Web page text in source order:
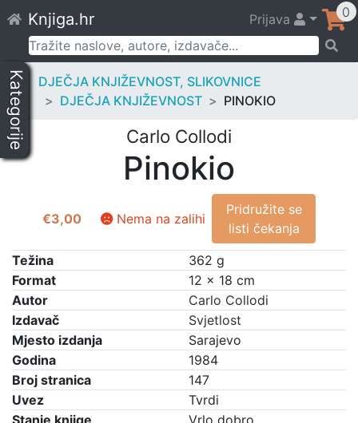
to
content
Knjiga.hr Prijava 0
Pretraži:
Kategorije
DJEČJA KNJIŽEVNOST, SLIKOVNICE
DJEČJA KNJIŽEVNOST
PINOKIO
Carlo Collodi
Pinokio
€3,00 Nema na zalihi
Pridružite se
listi čekanja
Težina
362 g
Format
12 × 18 cm
Autor
Carlo Collodi
Izdavač
Svjetlost
Mjesto izdanja
Sarajevo
Godina
1984
Broj stranica
147
Uvez
Tvrdi
Stanje knjige
Vrlo dobro